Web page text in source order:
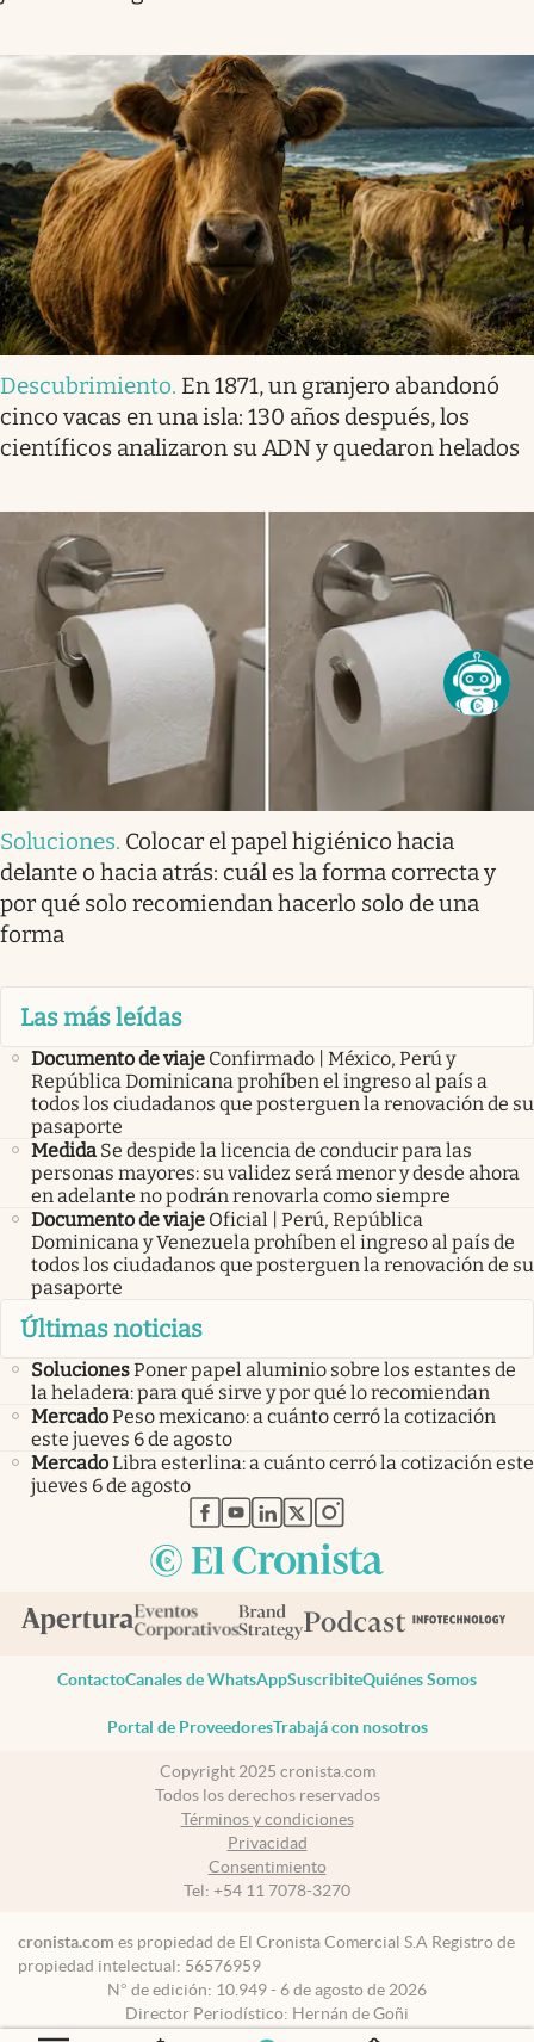
Descubrimiento. En 1871, un granjero abandonó
cinco vacas en una isla: 130 años después, los
científicos analizaron su ADN y quedaron helados
Soluciones. Colocar el papel higiénico hacia
delante o hacia atrás: cuál es la forma correcta y
por qué solo recomiendan hacerlo solo de una
forma
Las más leídas
Documento de viaje Confirmado | México, Perú y
República Dominicana prohíben el ingreso al país a
todos los ciudadanos que posterguen la renovación de su
pasaporte
Medida Se despide la licencia de conducir para las
personas mayores: su validez será menor y desde ahora
en adelante no podrán renovarla como siempre
Documento de viaje Oficial | Perú, República
Dominicana y Venezuela prohíben el ingreso al país de
todos los ciudadanos que posterguen la renovación de su
pasaporte
Últimas noticias
SolucionesPoner papel aluminio sobre los estantes de
la heladera: para qué sirve y por qué lo recomiendan
MercadoPeso mexicano: a cuánto cerró la cotización
este jueves 6 de agosto
MercadoLibra esterlina: a cuánto cerró la cotización este
jueves 6 de agosto
abre en nueva pestaña
abre en nueva pestaña
abre en nueva pestaña
abre en nueva pestaña
abre en nueva pestaña
ContactoCanales de WhatsAppSuscribiteQuiénes Somos
Portal de ProveedoresTrabajá con nosotros
Copyright 2025 cronista.com
Todos los derechos reservados
Términos y condiciones
Privacidad
Consentimiento
Tel: +54 11 7078-3270
cronista.com es propiedad de El Cronista Comercial S.A Registro de
propiedad intelectual: 56576959
N° de edición: 10.949 - 6 de agosto de 2026
Director Periodístico: Hernán de Goñi